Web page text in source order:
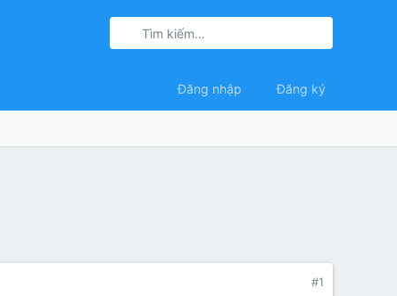
Đăng nhập Đăng ký
#1